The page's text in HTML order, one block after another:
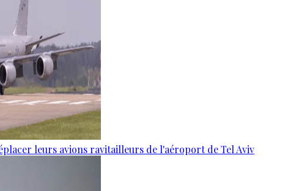
leurs avions ravitailleurs de l'aéroport de Tel Aviv